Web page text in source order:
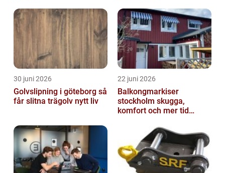
30 juni 2026
Golvslipning i göteborg så
får slitna trägolv nytt liv
22 juni 2026
Balkongmarkiser
stockholm skugga,
komfort och mer tid